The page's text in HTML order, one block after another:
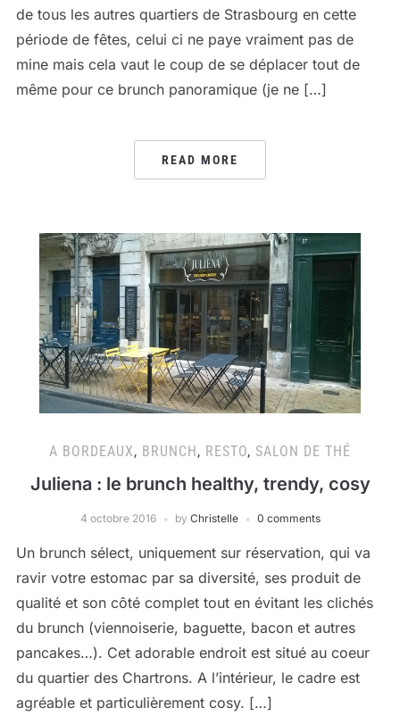
de tous les autres quartiers de Strasbourg en cette
période de fêtes, celui ci ne paye vraiment pas de
mine mais cela vaut le coup de se déplacer tout de
même pour ce brunch panoramique (je ne […]
READ MORE
A BORDEAUX, BRUNCH , RESTO, SALON DE THÉ
Juliena : le brunch healthy, trendy, cosy
4 octobre 2016 by Christelle 0 comments
Un brunch sélect, uniquement sur réservation, qui va
ravir votre estomac par sa diversité, ses produit de
qualité et son côté complet tout en évitant les clichés
du brunch (viennoiserie, baguette, bacon et autres
pancakes…). Cet adorable endroit est situé au coeur
du quartier des Chartrons. A l’intérieur, le cadre est
agréable et particulièrement cosy. […]